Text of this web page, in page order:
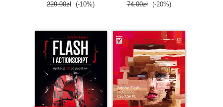
229.00zł (-10%) 74.00zł (-20%)